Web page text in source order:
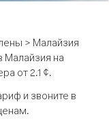
> Малайзия
Малайзия на
от 2.1 ¢.
и звоните в